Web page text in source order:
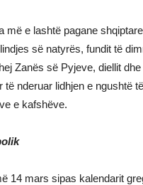
më e lashtë pagane
së natyrës, fundit të
Zanës së Pyjeve, diellit
të nderuar lidhjen e ngushtë
e kafshëve.
14 mars sipas kalendarit